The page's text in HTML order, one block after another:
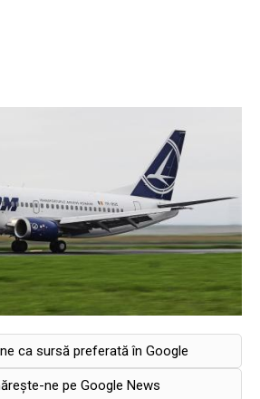
ca sursă preferată în Google
ne pe Google News